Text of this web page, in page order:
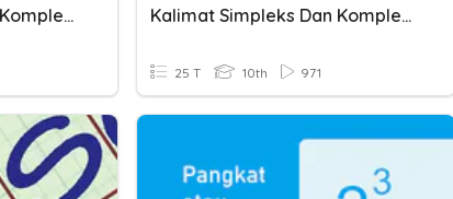
Kalimat Simpleks Dan Kompleks Kalimat Simpleks Dan Kompleks
25 T 10th 971